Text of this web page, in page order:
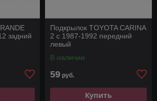
задний
Подкрылок TOYOTA CARINA
2 с 1987-1992 передний
левый
В наличии
59 руб.
Купить